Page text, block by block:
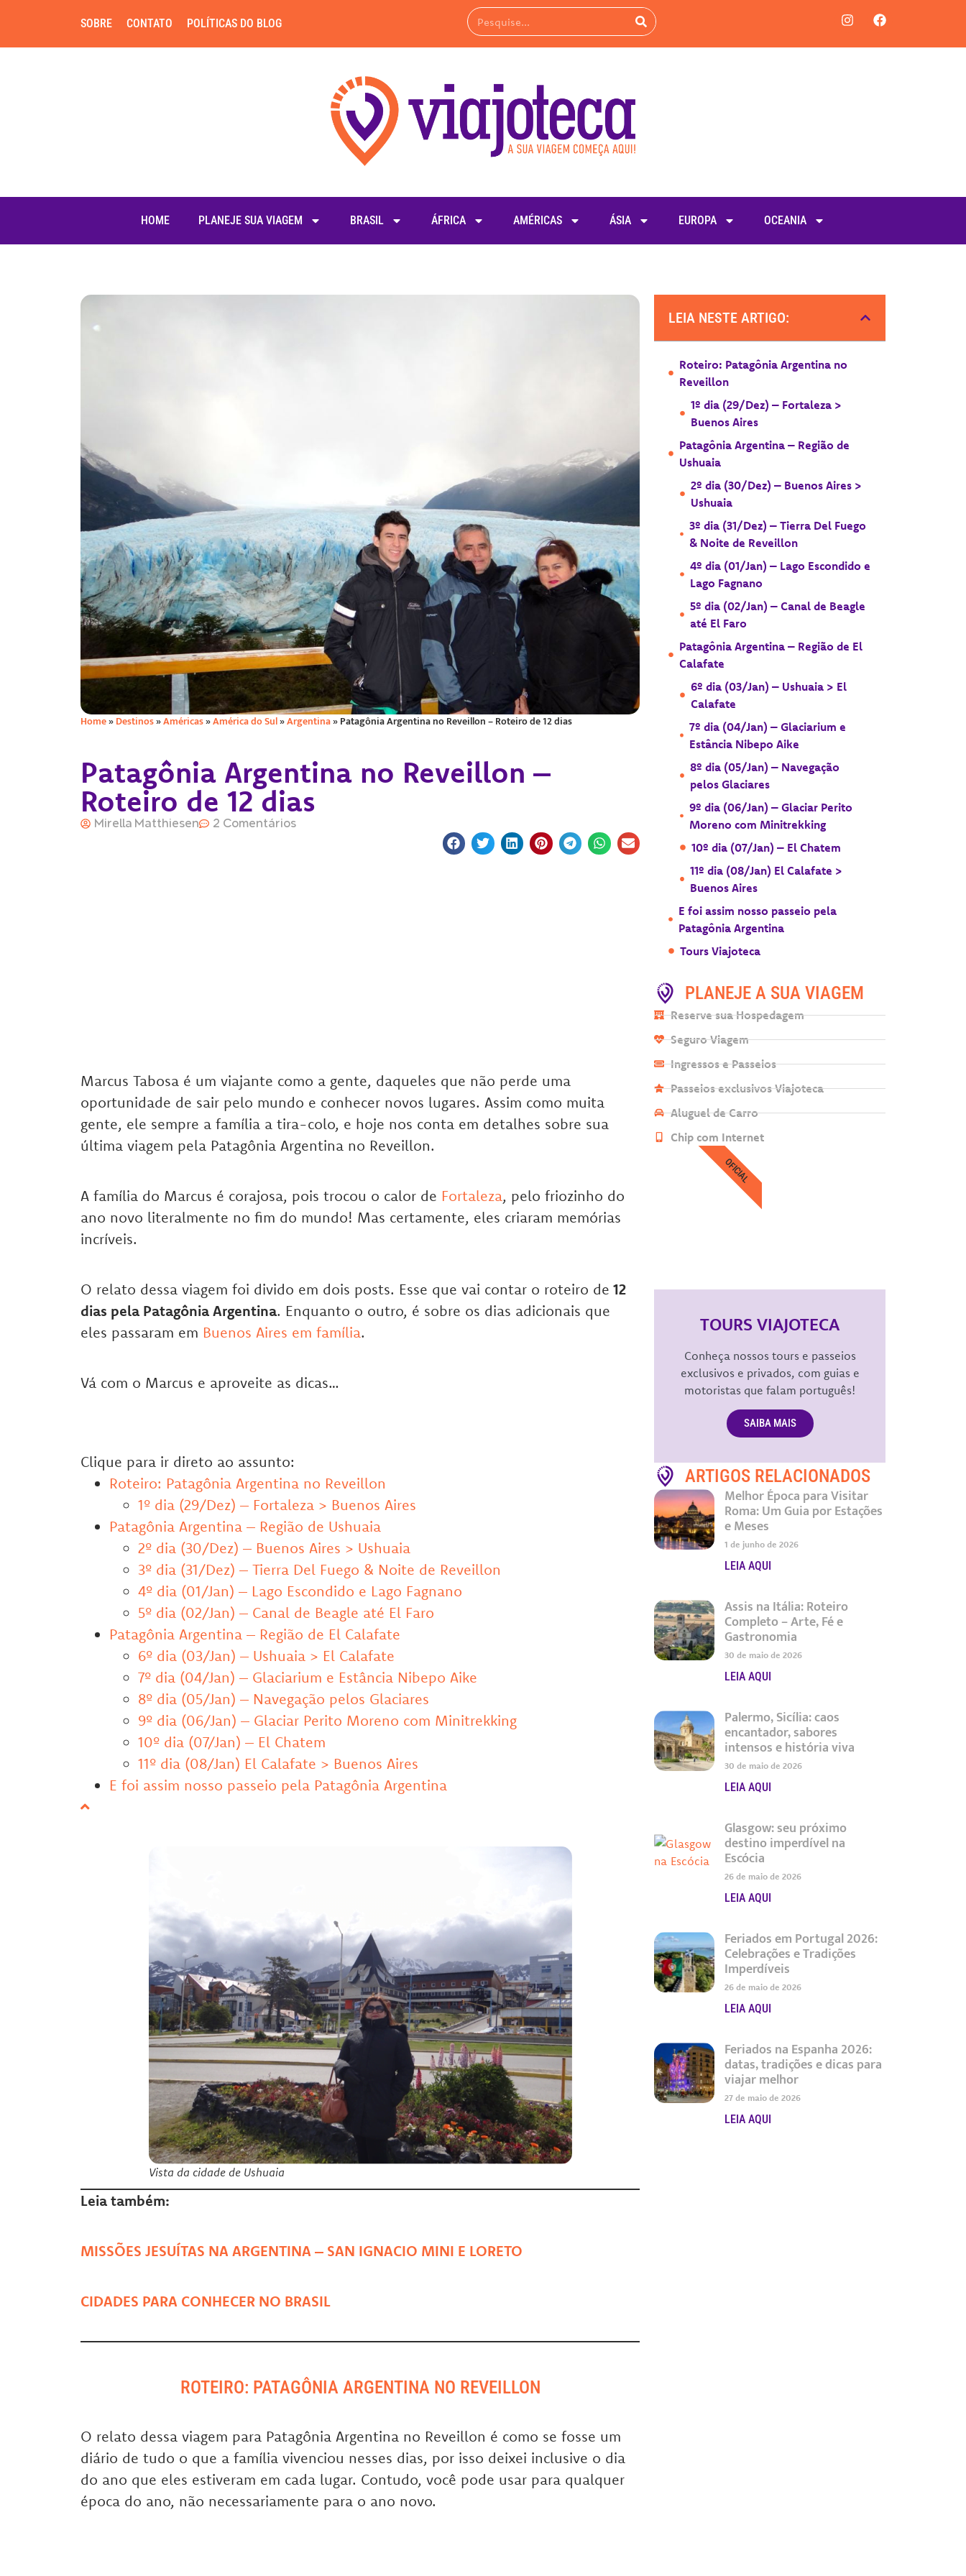
SOBRE CONTATO POLÍTICAS DO BLOG
HOME PLANEJE SUA VIAGEM BRASIL ÁFRICA AMÉRICAS ÁSIA EUROPA OCEANIA
Home»Destinos»Américas»América do Sul»Argentina»Patagônia Argentina no Reveillon – Roteiro de 12 dias
Patagônia Argentina no Reveillon –
Roteiro de 12 dias
Mirella Matthiesen 2 Comentários
Marcus Tabosa é um viajante como a gente, daqueles que não perde uma
oportunidade de sair pelo mundo e conhecer novos lugares. Assim como muita
gente, ele sempre a família a tira-colo, e hoje nos conta em detalhes sobre sua
última viagem pela Patagônia Argentina no Reveillon.
A família do Marcus é corajosa, pois trocou o calor de Fortaleza, pelo friozinho do
ano novo literalmente no fim do mundo! Mas certamente, eles criaram memórias
incríveis.
O relato dessa viagem foi divido em dois posts. Esse que vai contar o roteiro de 12
dias pela Patagônia Argentina. Enquanto o outro, é sobre os dias adicionais que
eles passaram em Buenos Aires em família.
Vá com o Marcus e aproveite as dicas…
Clique para ir direto ao assunto:
Roteiro: Patagônia Argentina no Reveillon
1º dia (29/Dez) – Fortaleza > Buenos Aires
Patagônia Argentina – Região de Ushuaia
2º dia (30/Dez) – Buenos Aires > Ushuaia
3º dia (31/Dez) – Tierra Del Fuego & Noite de Reveillon
4º dia (01/Jan) – Lago Escondido e Lago Fagnano
5º dia (02/Jan) – Canal de Beagle até El Faro
Patagônia Argentina – Região de El Calafate
6º dia (03/Jan) – Ushuaia > El Calafate
7º dia (04/Jan) – Glaciarium e Estância Nibepo Aike
8º dia (05/Jan) – Navegação pelos Glaciares
9º dia (06/Jan) – Glaciar Perito Moreno com Minitrekking
10º dia (07/Jan) – El Chatem
11º dia (08/Jan) El Calafate > Buenos Aires
E foi assim nosso passeio pela Patagônia Argentina
Vista da cidade de Ushuaia
Leia também:
MISSÕES JESUÍTAS NA ARGENTINA – SAN IGNACIO MINI E LORETO
CIDADES PARA CONHECER NO BRASIL
ROTEIRO: PATAGÔNIA ARGENTINA NO REVEILLON
O relato dessa viagem para Patagônia Argentina no Reveillon é como se fosse um
diário de tudo o que a família vivenciou nesses dias, por isso deixei inclusive o dia
do ano que eles estiveram em cada lugar. Contudo, você pode usar para qualquer
época do ano, não necessariamente para o ano novo.
LEIA NESTE ARTIGO:
Roteiro: Patagônia Argentina no
Reveillon
1º dia (29/Dez) – Fortaleza >
Buenos Aires
Patagônia Argentina – Região de
Ushuaia
2º dia (30/Dez) – Buenos Aires >
Ushuaia
3º dia (31/Dez) – Tierra Del Fuego
& Noite de Reveillon
4º dia (01/Jan) – Lago Escondido e
Lago Fagnano
5º dia (02/Jan) – Canal de Beagle
até El Faro
Patagônia Argentina – Região de El
Calafate
6º dia (03/Jan) – Ushuaia > El
Calafate
7º dia (04/Jan) – Glaciarium e
Estância Nibepo Aike
8º dia (05/Jan) – Navegação
pelos Glaciares
9º dia (06/Jan) – Glaciar Perito
Moreno com Minitrekking
10º dia (07/Jan) – El Chatem
11º dia (08/Jan) El Calafate >
Buenos Aires
E foi assim nosso passeio pela
Patagônia Argentina
Tours Viajoteca
PLANEJE A SUA VIAGEM
Reserve sua Hospedagem
Seguro Viagem
Ingressos e Passeios
Passeios exclusivos Viajoteca
Aluguel de Carro
Chip com Internet
TOURS VIAJOTECA
Conheça nossos tours e passeios
exclusivos e privados, com guias e
motoristas que falam português!
SAIBA MAIS
OFICIAL
ARTIGOS RELACIONADOS
Melhor Época para Visitar
Roma: Um Guia por Estações
e Meses
1 de junho de 2026
LEIA AQUI
Assis na Itália: Roteiro
Completo – Arte, Fé e
Gastronomia
30 de maio de 2026
LEIA AQUI
Palermo, Sicília: caos
encantador, sabores
intensos e história viva
30 de maio de 2026
LEIA AQUI
Glasgow: seu próximo
destino imperdível na
Escócia
26 de maio de 2026
LEIA AQUI
Feriados em Portugal 2026:
Celebrações e Tradições
Imperdíveis
26 de maio de 2026
LEIA AQUI
Feriados na Espanha 2026:
datas, tradições e dicas para
viajar melhor
27 de maio de 2026
LEIA AQUI